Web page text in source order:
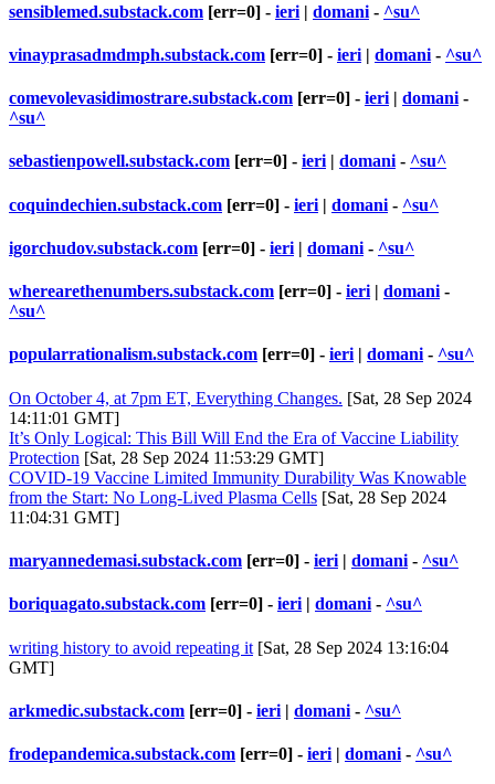
sensiblemed.substack.com [err=0] - ieri | domani - ^su^
vinayprasadmdmph.substack.com [err=0] - ieri | domani - ^su^
comevolevasidimostrare.substack.com [err=0] - ieri | domani -
^su^
sebastienpowell.substack.com [err=0] - ieri | domani - ^su^
coquindechien.substack.com [err=0] - ieri | domani - ^su^
igorchudov.substack.com [err=0] - ieri | domani - ^su^
wherearethenumbers.substack.com [err=0] - ieri | domani -
^su^
popularrationalism.substack.com [err=0] - ieri| domani- ^su^
On October 4, at 7pm ET, Everything Changes. [Sat, 28 Sep 2024
14:11:01 GMT]
It’s Only Logical: This Bill Will End the Era of Vaccine Liability
Protection [Sat, 28 Sep 2024 11:53:29 GMT]
COVID-19 Vaccine Limited Immunity Durability Was Knowable
from the Start: No Long-Lived Plasma Cells [Sat, 28 Sep 2024
11:04:31 GMT]
maryannedemasi.substack.com [err=0] - ieri | domani - ^su^
boriquagato.substack.com [err=0] - ieri | domani - ^su^
writing history to avoid repeating it [Sat, 28 Sep 2024 13:16:04
GMT]
arkmedic.substack.com [err=0] - ieri | domani - ^su^
frodepandemica.substack.com [err=0] - ieri | domani - ^su^